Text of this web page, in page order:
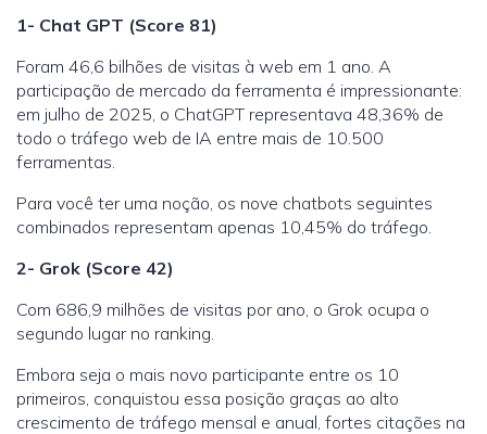
1- Chat GPT (Score 81)
Foram 46,6 bilhões de visitas à web em 1 ano. A
participação de mercado da ferramenta é impressionante:
em julho de 2025, o ChatGPT representava 48,36% de
todo o tráfego web de IA entre mais de 10.500
ferramentas.
Para você ter uma noção, os nove chatbots seguintes
combinados representam apenas 10,45% do tráfego.
2- Grok (Score 42)
Com 686,9 milhões de visitas por ano, o Grok ocupa o
segundo lugar no ranking.
Embora seja o mais novo participante entre os 10
primeiros, conquistou essa posição graças ao alto
crescimento de tráfego mensal e anual, fortes citações na